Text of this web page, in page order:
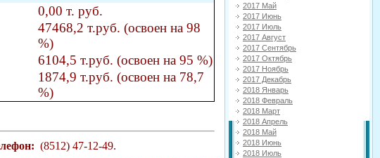
0,00 т. руб.
47468,2 т.руб. (освоен на 98
%)
6104,5 т.руб. (освоен на 95 %)
1874,9 т.руб. (освоен на 78,7
%)
(8512) 47-12-49.
2017 Май
2017 Июнь
2017 Июль
2017 Август
2017 Сентябрь
2017 Октябрь
2017 Ноябрь
2017 Декабрь
2018 Январь
2018 Февраль
2018 Март
2018 Апрель
2018 Май
2018 Июнь
2018 Июль